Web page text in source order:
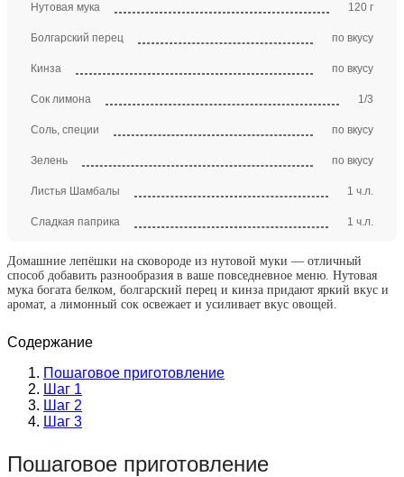
Нутовая мука 120 г
Болгарский перец по вкусу
Кинза по вкусу
Сок лимона 1/3
Соль, специи по вкусу
Зелень по вкусу
Листья Шамбалы 1 ч.л.
Сладкая паприка 1 ч.л.
Домашние лепёшки на сковороде из нутовой муки — отличный
способ добавить разнообразия в ваше повседневное меню. Нутовая
мука богата белком, болгарский перец и кинза придают яркий вкус и
аромат, а лимонный сок освежает и усиливает вкус овощей.
Содержание
Пошаговое приготовление
Шаг 1
Шаг 2
Шаг 3
Пошаговое приготовление